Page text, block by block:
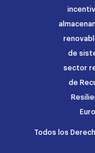
de
sector
de
Todos los